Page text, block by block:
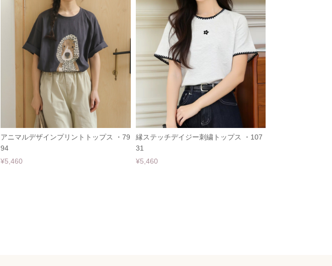
アニマルデザインプリントトップス ・79
94
¥5,460
縁ステッチデイジー刺繍トップス ・107
31
¥5,460